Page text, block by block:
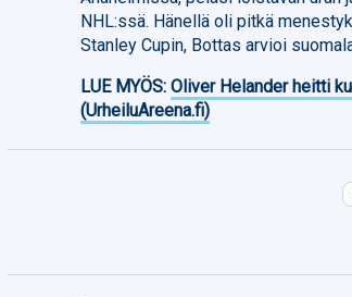
NHL:ssä. Hänellä oli pitkä
Stanley Cupin, Bottas arvioi
LUE MYÖS:Oliver Helander heitti
(UrheiluAreena.fi)